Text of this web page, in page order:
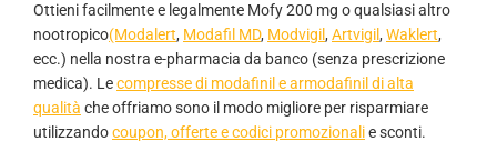
Ottieni facilmente e legalmente Mofy 200 mg o qualsiasi altro
nootropico(Modalert, Modafil MD, Modvigil, Artvigil, Waklert,
ecc.) nella nostra e-pharmacia da banco (senza prescrizione
medica). Lecompresse di modafinil e armodafinil di alta
qualità che offriamo sono il modo migliore per risparmiare
utilizzandocoupon, offerte e codici promozionalie sconti.